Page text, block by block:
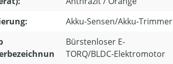
Akku-Sensen/Akku-Trimmer
Bürstenloser E-
TORQ/BLDC-Elektromotor